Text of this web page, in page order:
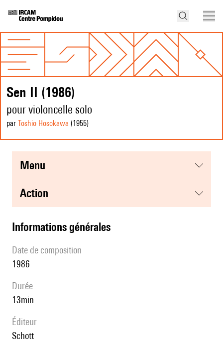
Sen II (1986)
pour violoncelle solo
par Toshio Hosokawa (1955)
menu
action
informations générales
date de composition
1986
durée
13min
éditeur
Schott